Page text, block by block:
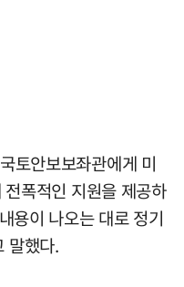
토안보보좌관에게 미
폭적인 지원을 제공하
용이 나오는 대로 정기
말했다.